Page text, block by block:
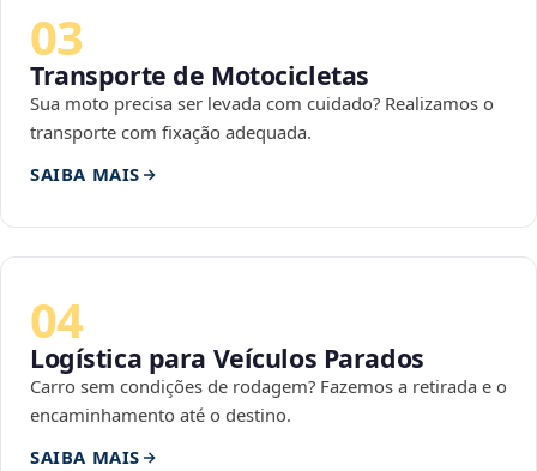
03
Transporte de Motocicletas
Sua moto precisa ser levada com cuidado? Realizamos o
transporte com fixação adequada.
SAIBA MAIS
04
Logística para Veículos Parados
Carro sem condições de rodagem? Fazemos a retirada e o
encaminhamento até o destino.
SAIBA MAIS